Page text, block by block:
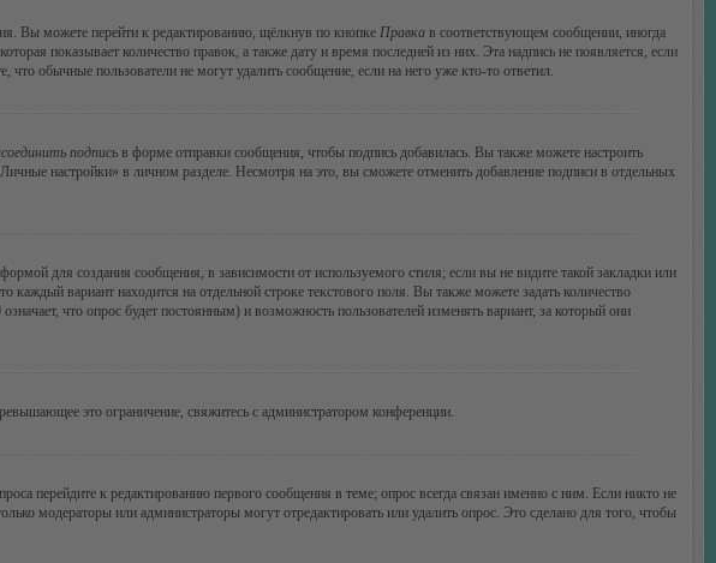
Вы можете перейти к редактированию, щёлкнув по кнопке Правка в соответствующем сообщении, иногда
показывает количество правок, а также дату и время последней из них. Эта надпись не появляется, если
обычные пользователи не могут удалить сообщение, если на него уже кто-то ответил.
подпись в форме отправки сообщения, чтобы подпись добавилась. Вы также можете настроить
настройки» в личном разделе. Несмотря на это, вы сможете отменить добавление подписи в отдельных
для создания сообщения, в зависимости от используемого стиля; если вы не видите такой закладки или
вариант находится на отдельной строке текстового поля. Вы также можете задать количество
что опрос будет постоянным) и возможность пользователей изменять вариант, за который они
это ограничение, свяжитесь с администратором конференции.
перейдите к редактированию первого сообщения в теме; опрос всегда связан именно с ним. Если никто не
модераторы или администраторы могут отредактировать или удалить опрос. Это сделано для того, чтобы